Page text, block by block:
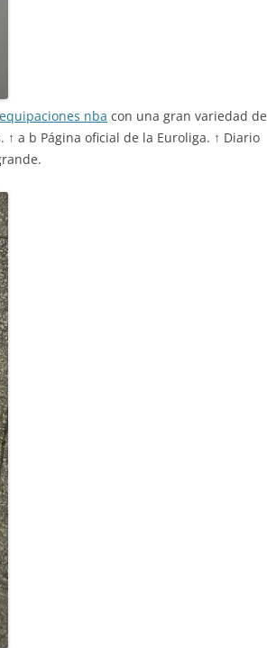
equipaciones nba con una gran variedad de
a b Página oficial de la Euroliga. ↑ Diario